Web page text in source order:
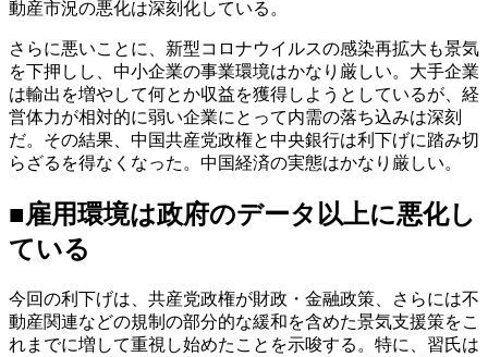
動産市況の悪化は深刻化している。
さらに悪いことに、新型コロナウイルスの感染再拡大も景気
を下押しし、中小企業の事業環境はかなり厳しい。大手企業
は輸出を増やして何とか収益を獲得しようとしているが、経
営体力が相対的に弱い企業にとって内需の落ち込みは深刻
だ。その結果、中国共産党政権と中央銀行は利下げに踏み切
らざるを得なくなった。中国経済の実態はかなり厳しい。
■雇用環境は政府のデータ以上に悪化し
ている
今回の利下げは、共産党政権が財政・金融政策、さらには不
動産関連などの規制の部分的な緩和を含めた景気支援策をこ
れまでに増して重視し始めたことを示唆する。特に、習氏は